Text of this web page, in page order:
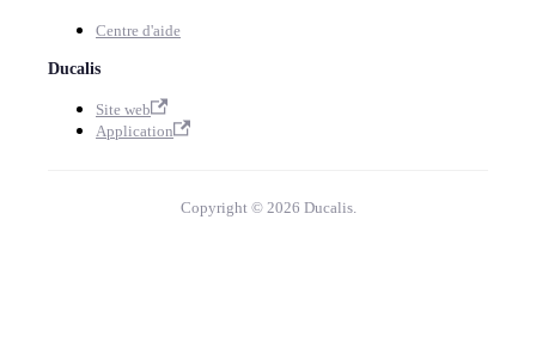
Centre d'aide
Ducalis
Site web
Application
Copyright © 2026 Ducalis.